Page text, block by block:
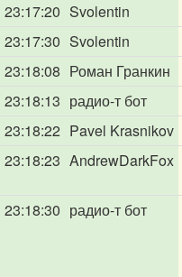
23:17:20 Svolentin
23:17:30 Svolentin
23:18:08 Роман Гранкин
23:18:13 радио-т бот
23:18:22 Pavel Krasnikov
23:18:23 AndrewDarkFox
23:18:30 радио-т бот